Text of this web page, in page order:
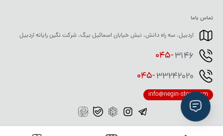
تماس باما
اردبیل، سه راه دانش، نبش خیابان اسمائیل بیگ، شرکت نگین رایانه اردبیل
045-3146
045-33242020
info@negin-store.com